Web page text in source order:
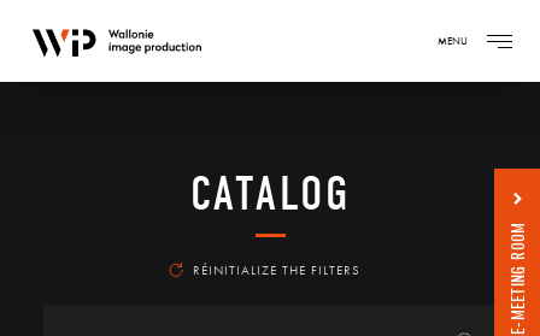
MENU
CATALOG
RÉINITIALIZE THE FILTERS E-MEETING ROOM